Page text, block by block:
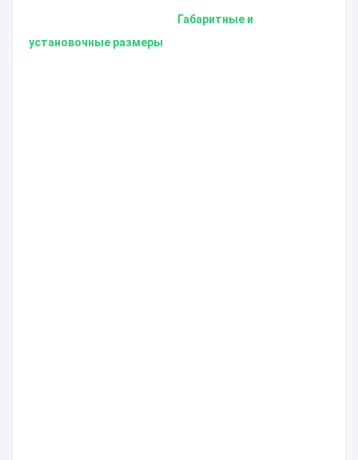
Габаритные и
установочные размеры